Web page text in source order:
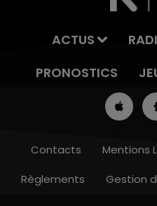
ACTUS
PRONOSTICS
Contacts Mentions
Règlements
Gestion